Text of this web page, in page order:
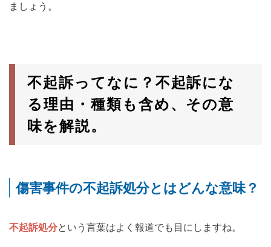
ましょう。
不起訴ってなに？不起訴にな
る理由・種類も含め、その意
味を解説。
傷害事件の不起訴処分とはどんな意味？
不起訴処分という言葉はよく報道でも目にしますね。